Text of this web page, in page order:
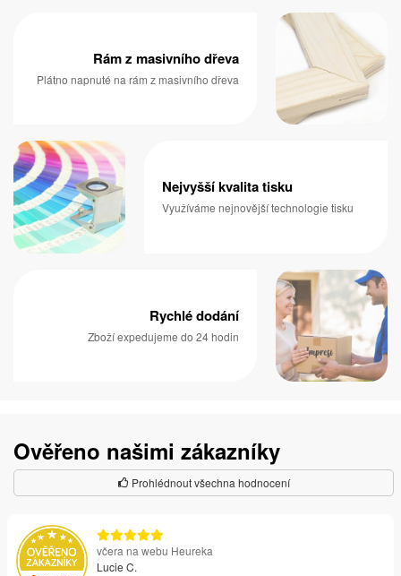
Rám z masivního dřeva
Plátno napnuté na rám z masivního dřeva
Nejvyšší kvalita tisku
Využíváme nejnovější technologie tisku
Rychlé dodání
Zboží expedujeme do 24 hodin
Ověřeno našimi zákazníky
Prohlédnout všechna hodnocení
včera na webu Heureka
Lucie C.